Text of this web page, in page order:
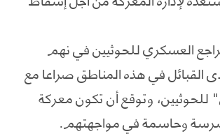
العسكري للحوثيين في نهم
القبائل في هذه المناطق صراعا مع
للحوثيين، وتوقع أن تكون معركة
شرسة وحاسمة في مواجهتهم.